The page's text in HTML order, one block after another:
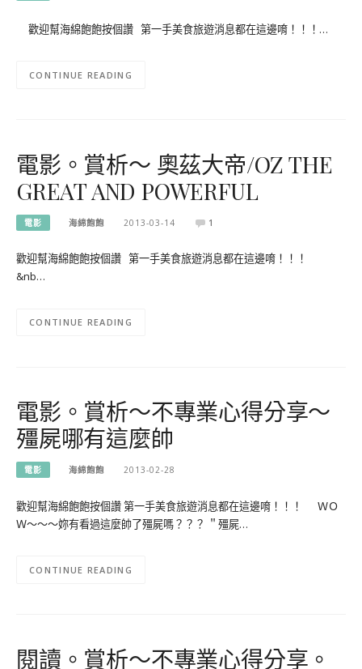
歡迎幫海綿飽飽按個讚 第一手美食旅遊消息都在這邊唷！！！…
CONTINUE READING
電影。賞析～ 奧茲大帝/OZ THE
GREAT AND POWERFUL
電影 海綿飽飽 2013-03-14 1
歡迎幫海綿飽飽按個讚 第一手美食旅遊消息都在這邊唷！！！
&nb…
CONTINUE READING
電影。賞析～不專業心得分享～
殭屍哪有這麼帥
電影 海綿飽飽 2013-02-28
歡迎幫海綿飽飽按個讚 第一手美食旅遊消息都在這邊唷！！！ ＷＯ
Ｗ～～～妳有看過這麼帥了殭屍嗎？？？ ＂殭屍…
CONTINUE READING
閱讀。賞析～不專業心得分享。